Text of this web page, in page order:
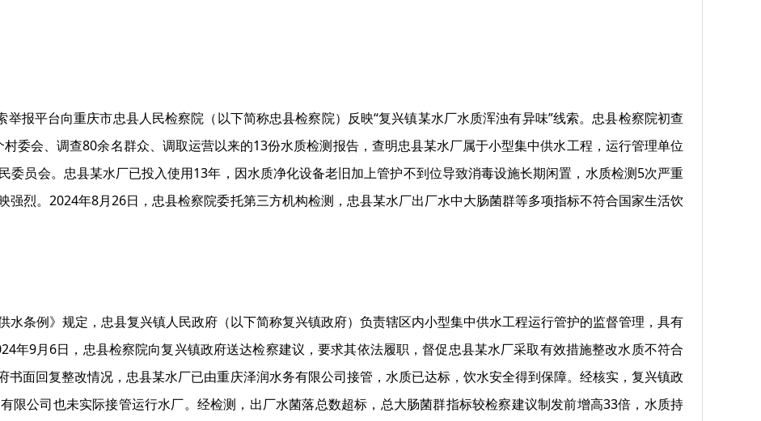
举报平台向重庆市忠县人民检察院（以下简称忠县检察院）反映“复兴镇某水厂水质浑浊有异味”线索。忠县检察院初查
委会、调查80余名群众、调取运营以来的13份水质检测报告，查明忠县某水厂属于小型集中供水工程，运行管理单位
委员会。忠县某水厂已投入使用13年，因水质净化设备老旧加上管护不到位导致消毒设施长期闲置，水质检测5次严重
强烈。2024年8月26日，忠县检察院委托第三方机构检测，忠县某水厂出厂水中大肠菌群等多项指标不符合国家生活饮
水条例》规定，忠县复兴镇人民政府（以下简称复兴镇政府）负责辖区内小型集中供水工程运行管护的监督管理，具有
年9月6日，忠县检察院向复兴镇政府送达检察建议，要求其依法履职，督促忠县某水厂采取有效措施整改水质不符合
书面回复整改情况，忠县某水厂已由重庆泽润水务有限公司接管，水质已达标，饮水安全得到保障。经核实，复兴镇政
限公司也未实际接管运行水厂。经检测，出厂水菌落总数超标，总大肠菌群指标较检察建议制发前增高33倍，水质持